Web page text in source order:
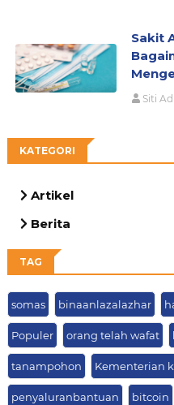
Sakit
Siti
KATEGORI
Artikel
Berita
TAG
somas binaanlazalazhar
Populer orang telah wafat
tanampohon Kementerian
penyaluranbantuan bitcoin